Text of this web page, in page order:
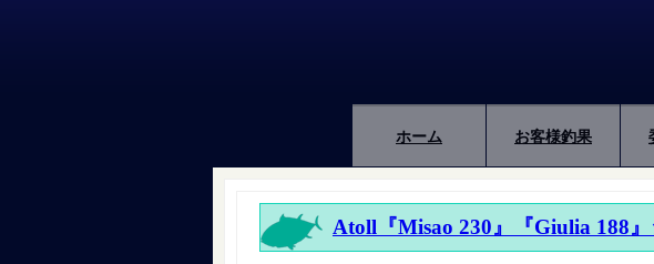
ホーム お客様釣果
Atoll『Misao 230』『Giulia 188